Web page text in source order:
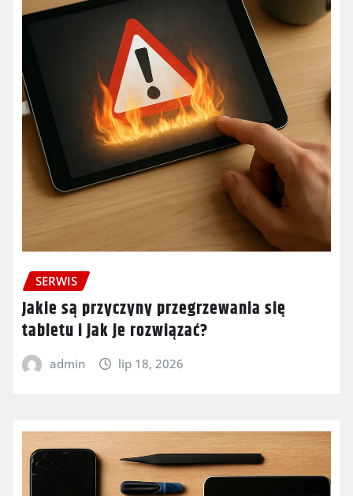
SERWIS
Jakie są przyczyny przegrzewania się
tabletu i jak je rozwiązać?
admin lip 18, 2026